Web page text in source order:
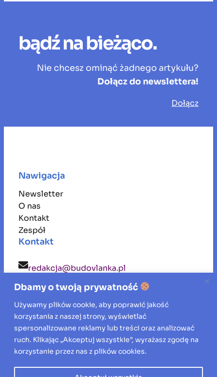
Dbamy o twoją prywatność
Używamy plików cookie, aby poprawić jakość
korzystania z naszej strony, wyświetlać
spersonalizowane reklamy lub treści oraz analizować
ruch. Klikając „Akceptuj wszystkie”, wyrażasz zgodę na
korzystanie przez nas z plików cookies.
bądź na bieżąco.
Nie chcesz ominąć żadnego artykułu?
Dołącz do newslettera!
Dołącz
Nawigacja
Newsletter
O nas
Kontakt
Zespół
Kontakt
redakcja@budovlanka.pl
Inspiracje, porady i aktualności ze świata
budownictwa, remontów oraz aranżacji
wnętrz.